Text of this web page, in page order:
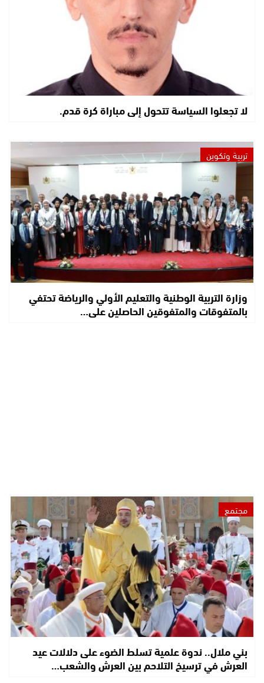
لا تجعلوا السياسة تتحول إلى مباراة كرة قدم.
تربية وتكوين
وزارة التربية الوطنية والتعليم الأولي والرياضة تحتفي
بالمتفوقات والمتفوقين الحاصلين على…
مجتمع
بني ملال.. ندوة علمية تسلط الضوء على دلالات عيد
العرش في ترسيخ التلاحم بين العرش والشعب…